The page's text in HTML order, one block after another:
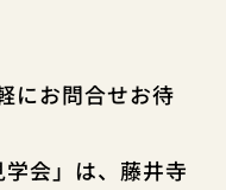
にお問合せお待
会」は、藤井寺